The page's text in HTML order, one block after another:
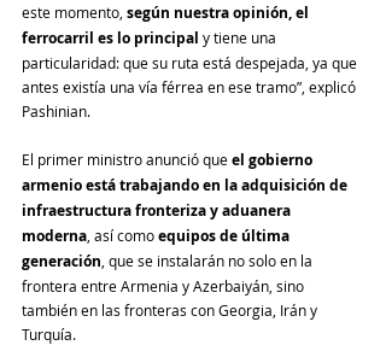
este momento, según nuestra opinión, el
ferrocarril es lo principal y tiene una
particularidad: que su ruta está despejada, ya que
antes existía una vía férrea en ese tramo”, explicó
Pashinian.
El primer ministro anunció que el gobierno
armenio está trabajando en la adquisición de
infraestructura fronteriza y aduanera
moderna, así como equipos de última
generación, que se instalarán no solo en la
frontera entre Armenia y Azerbaiyán, sino
también en las fronteras con Georgia, Irán y
Turquía.